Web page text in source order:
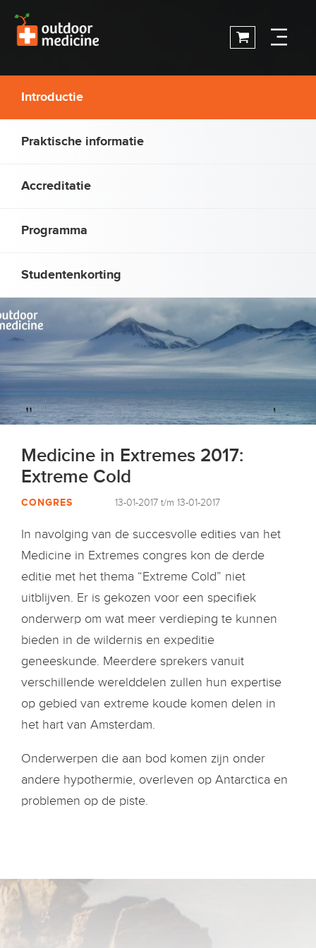
Introductie
Praktische informatie
Accreditatie
Programma
Studentenkorting
Medicine in Extremes 2017:
Extreme Cold
CONGRES 13-01-2017 t/m 13-01-2017
In navolging van de succesvolle edities van het
Medicine in Extremes congres kon de derde
editie met het thema “Extreme Cold” niet
uitblijven. Er is gekozen voor een specifiek
onderwerp om wat meer verdieping te kunnen
bieden in de wildernis en expeditie
geneeskunde. Meerdere sprekers vanuit
verschillende werelddelen zullen hun expertise
op gebied van extreme koude komen delen in
het hart van Amsterdam.
Onderwerpen die aan bod komen zijn onder
andere hypothermie, overleven op Antarctica en
problemen op de piste.